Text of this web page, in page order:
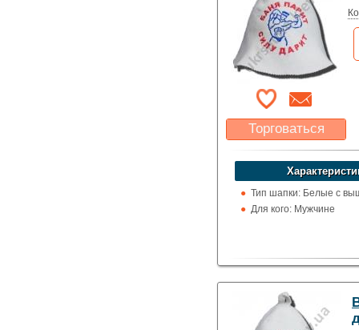
Торговаться
Какая цена Вас
устроит?
Указать цену
Тип шапки: Белые с
Для кого: Мужчине